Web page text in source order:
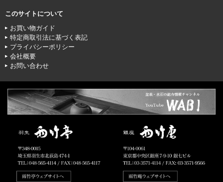
このサイトについて
お買い物ガイド
特定商取引法に基づく表記
プライバシーポリシー
会社概要
お問い合わせ